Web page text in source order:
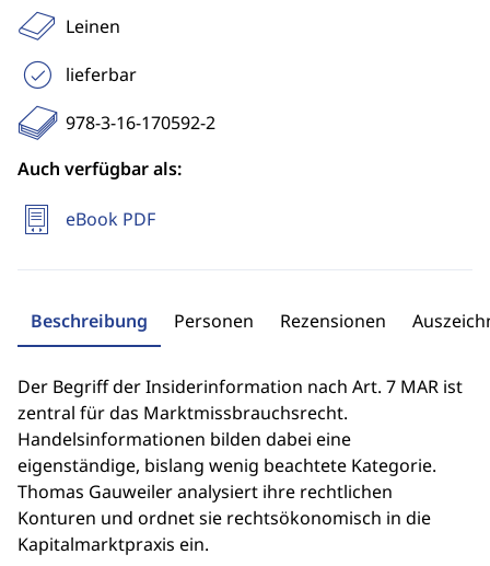
Leinen
lieferbar
978-3-16-170592-2
Auch verfügbar als:
eBook PDF
Beschreibung Personen Rezensionen
Der Begriff der Insiderinformation nach Art. 7 MAR ist
zentral für das Marktmissbrauchsrecht.
Handelsinformationen bilden dabei eine
eigenständige, bislang wenig beachtete Kategorie.
Thomas Gauweiler analysiert ihre rechtlichen
Konturen und ordnet sie rechtsökonomisch in die
Kapitalmarktpraxis ein.